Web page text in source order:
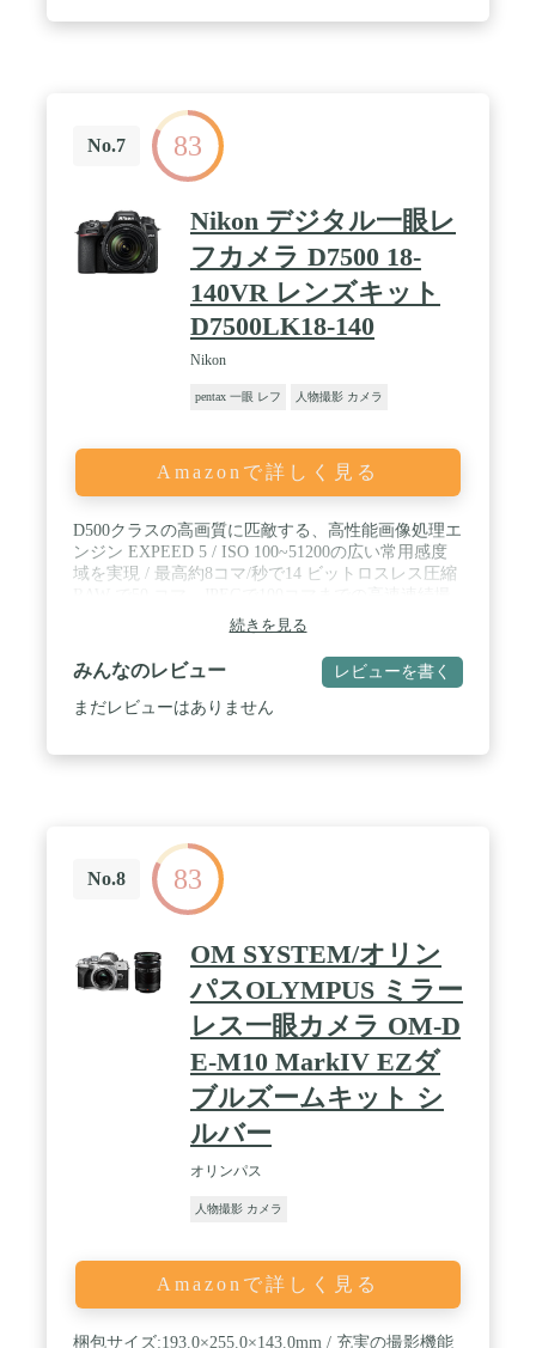
No.7 83
Nikon デジタル一眼レ
フカメラ D7500 18-
140VR レンズキット
D7500LK18-140
Nikon
pentax 一眼 レフ 人物撮影 カメラ
Amazonで詳しく見る
D500クラスの高画質に匹敵する、高性能画像処理エ
ンジン EXPEED 5 / ISO 100~51200の広い常用感度
域を実現 / 最高約8コマ/秒で14 ビットロスレス圧縮
影 / タイムラプス動画にも対応する4K
UHD(3840×2160)/30p 動画 / タッチパネルを採用し
たチルト式3.2型画像モニター / 深いグリップでホー
ルド性を向上した軽量・薄型ボディー / 撮影画像を
スマートフォンへ自動転送、リモート撮影も可能な
続きを見る
みんなのレビュー レビューを書く
まだレビューはありません
No.8 83
OM SYSTEM/オリン
パスOLYMPUS ミラー
レス一眼カメラ OM-D
E-M10 MarkIV EZダ
ブルズームキット シ
ルバー
オリンパス
人物撮影 カメラ
Amazonで詳しく見る
梱包サイズ:193.0×255.0×143.0mm / 充実の撮影機能